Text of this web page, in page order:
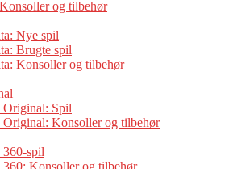
og tilbehør
Nye spil
Brugte spil
Konsoller og tilbehør
Spil
Konsoller og tilbehør
spil